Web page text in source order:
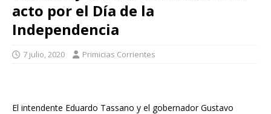
acto por el Día de la
Independencia
7 julio, 2020 Primicias Corrientes
El intendente Eduardo Tassano y el gobernador Gustavo